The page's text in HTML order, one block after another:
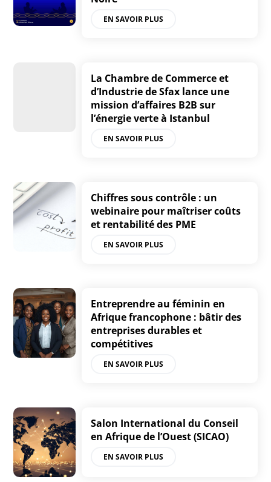
EN SAVOIR PLUS
La Chambre de Commerce et
d’Industrie de Sfax lance une
mission d’affaires B2B sur
l’énergie verte à Istanbul
EN SAVOIR PLUS
Chiffres sous contrôle : un
webinaire pour maîtriser coûts
et rentabilité des PME
EN SAVOIR PLUS
Entreprendre au féminin en
Afrique francophone : bâtir des
entreprises durables et
compétitives
EN SAVOIR PLUS
Salon International du Conseil
en Afrique de l’Ouest (SICAO)
EN SAVOIR PLUS